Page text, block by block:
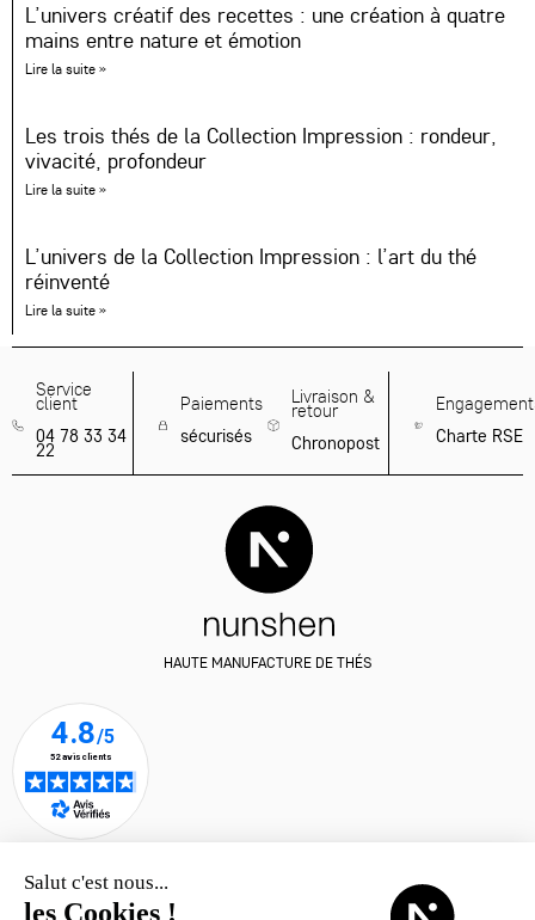
L’univers créatif des recettes : une création à quatre
mains entre nature et émotion
Lire la suite »
Les trois thés de la Collection Impression : rondeur,
vivacité, profondeur
Lire la suite »
L’univers de la Collection Impression : l’art du thé
réinventé
Lire la suite »
Service
client
04 78 33 34
22
Paiements
sécurisés
Livraison &
retour
Chronopost
Charte RSE
HAUTE MANUFACTURE DE THÉS